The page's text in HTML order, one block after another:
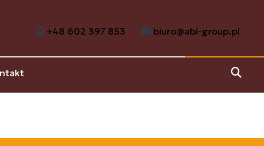
+48 602 397 853 biuro@abi-group.pl